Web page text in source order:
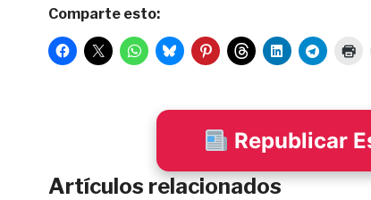
Comparte esto:
Republicar
Artículos relacionados